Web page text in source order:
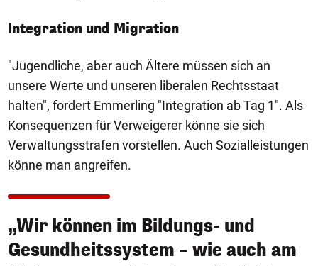
Integration und Migration
"Jugendliche, aber auch Ältere müssen sich an
unsere Werte und unseren liberalen Rechtsstaat
halten", fordert Emmerling "Integration ab Tag 1". Als
Konsequenzen für Verweigerer könne sie sich
Verwaltungsstrafen vorstellen. Auch Sozialleistungen
könne man angreifen.
„Wir können im Bildungs- und
Gesundheitssystem – wie auch am